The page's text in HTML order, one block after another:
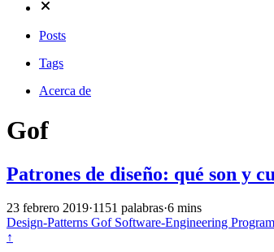
Posts
Tags
Acerca de
Gof
Patrones de diseño: qué son y
23 febrero 2019·1151 palabras·6 mins
Design-Patterns Gof Software-Engineering
↑